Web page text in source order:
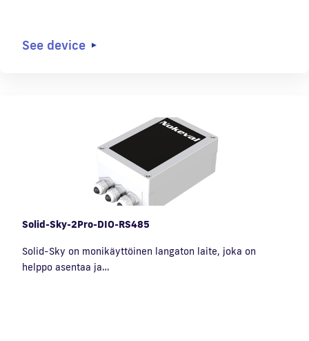
See device
Solid-Sky-2Pro-DIO-RS485
Solid-Sky on monikäyttöinen langaton laite, joka on
helppo asentaa ja…